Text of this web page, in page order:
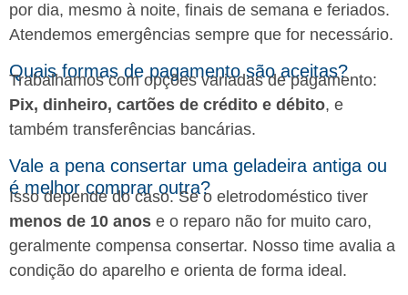
por dia, mesmo à noite, finais de semana e feriados.
Atendemos emergências sempre que for necessário.
Quais formas de pagamento são aceitas?
Trabalhamos com opções variadas de pagamento:
Pix, dinheiro, cartões de crédito e débito, e
também transferências bancárias.
Vale a pena consertar uma geladeira antiga ou
é melhor comprar outra?
Isso depende do caso. Se o eletrodoméstico tiver
menos de 10 anos e o reparo não for muito caro,
geralmente compensa consertar. Nosso time avalia a
condição do aparelho e orienta de forma ideal.